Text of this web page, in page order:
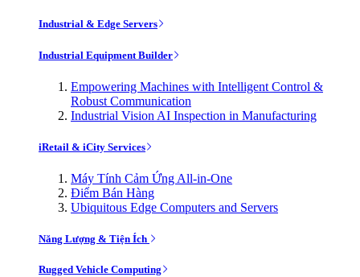
Industrial & Edge Servers
Industrial Equipment Builder
Empowering Machines with Intelligent Control &
Robust Communication
Industrial Vision AI Inspection in Manufacturing
iRetail & iCity Services
Máy Tính Cảm Ứng All-in-One
Điểm Bán Hàng
Ubiquitous Edge Computers and Servers
Năng Lượng & Tiện Ích
Rugged Vehicle Computing